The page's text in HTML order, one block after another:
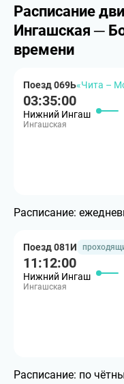
Расписание
Ингашская ─
времени
Поезд 069Ь«Чита –
03:35:00
Нижний Ингаш
Ингашская
Расписание:
Поезд 081И
11:12:00
Нижний Ингаш
Ингашская
Расписание: по